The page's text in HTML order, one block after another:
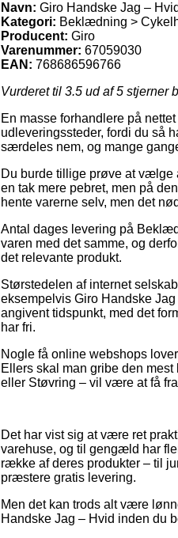
Navn: Giro Handske Jag – Hvid
Kategori: Beklædning >
Producent: Giro
Varenummer: 67059030
EAN: 768686596766
Vurderet til 3.5 ud af 5 stjerner
En masse forhandlere på
udleveringssteder, fordi du så
særdeles nem, og mange
Du burde tillige prøve at vælge
en tak mere pebret, men på
hente varerne selv, men det
Antal dages levering på
varen med det samme, og
det relevante produkt.
Størstedelen af internet
eksempelvis Giro Handske
angivent tidspunkt, med det
har fri.
Nogle få online webshops
Ellers skal man gribe den
eller Støvring – vil være at få
Det har vist sig at være ret
varehuse, og til gengæld har
række af deres produkter – til
præstere gratis levering.
Men det kan trods alt være
Handske Jag – Hvid inden du